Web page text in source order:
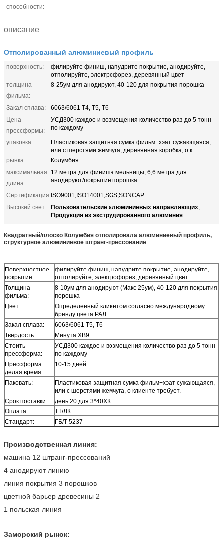
способности:
описание
Отполированный алюминиевый профиль
поверхность:
филируйте финиш, напудрите покрытие, анодируйте,
отполируйте, электрофорез, деревянный цвет
толщина
фильма:
8-25ум для анодируют, 40-120 для покрытия порошка
Закал сплава:
6063/6061 Т4, Т5, Т6
Цена
прессформы:
УСД300 каждое и возмещения количество раз до 5 тонн
по каждому
упаковка:
Пластиковая защитная сумка фильм+хэат сужающаяся,
или с шерстями жемчуга, деревянная коробка, о к
рынка:
Колумбия
максимальная
длина:
12 метра для финиша мельницы; 6,6 метра для
анодируют/покрытие порошка
Сертификация:ISO9001,ISO14001,SGS,SONCAP
Высокий свет:
Пользовательские алюминиевых направляющих,
Продукция из экструдированного алюминия
Квадратный/плоско Колумбия отполировала алюминиевый профиль,
структурное алюминиевое штранг-прессование
Поверхностное
покрытие:
филируйте финиш, напудрите покрытие, анодируйте,
отполируйте, электрофорез, деревянный цвет
Толщина
фильма:
8-10ум для анодируют (Макс 25ум), 40-120 для покрытия
порошка
Цвет:
Определенный клиентом согласно международному
бренду цвета РАЛ
Закал сплава:
6063/6061 Т5, Т6
Твердость:
Минута ХВ9
Стоить
прессформа:
УСД300 каждое и возмещения количество раз до 5 тонн
по каждому
Прессформа
делая время:
10-15 дней
Паковать:
Пластиковая защитная сумка фильм+хэат сужающаяся,
или с шерстями жемчуга, о клиенте требует.
Срок поставки:
день 20 для 3*40ХК
Оплата:
ТТ/ЛК
Стандарт:
ГБ/Т 5237
Производственная линия:
машина 12 штранг-прессований
4 анодируют линию
линия покрытия 3 порошков
цветной барьер древесины 2
1 польская линия
Заморский рынок: